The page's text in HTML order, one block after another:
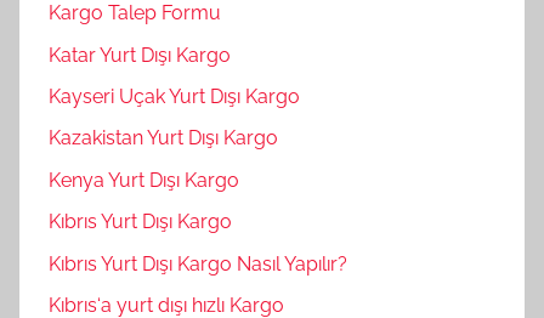
Kargo Talep Formu
Katar Yurt Dışı Kargo
Kayseri Uçak Yurt Dışı Kargo
Kazakistan Yurt Dışı Kargo
Kenya Yurt Dışı Kargo
Kıbrıs Yurt Dışı Kargo
Kıbrıs Yurt Dışı Kargo Nasıl Yapılır?
Kıbrıs‘a yurt dışı hızlı Kargo